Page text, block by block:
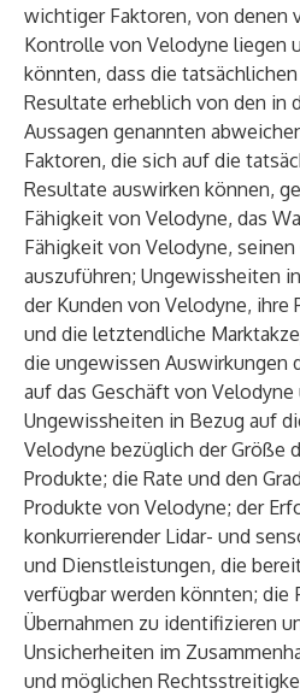
wichtiger Faktoren, von denen
Kontrolle von Velodyne liegen
könnten, dass die
Resultate erheblich von den in
Aussagen genannten
Faktoren, die sich auf die
Resultate auswirken können,
Fähigkeit von Velodyne, das
Fähigkeit von Velodyne,
auszuführen; Ungewissheiten
der Kunden von Velodyne, ihre
und die letztendliche
die ungewissen Auswirkungen
auf das Geschäft von Velodyne
Ungewissheiten in Bezug auf
Velodyne bezüglich der Größe
Produkte; die Rate und den
Produkte von Velodyne; der
konkurrierender Lidar- und
und Dienstleistungen, die
verfügbar werden könnten; die
Übernahmen zu identifizieren
Unsicherheiten im
und möglichen